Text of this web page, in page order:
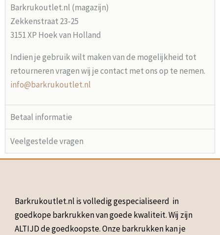
Barkrukoutlet.nl (magazijn)
Zekkenstraat 23-25
3151 XP Hoek van Holland
Indien je gebruik wilt maken van de mogelijkheid tot
retourneren vragen wij je contact met ons op te nemen.
info@barkrukoutlet.nl
Betaal informatie
Veelgestelde vragen
Barkrukoutlet.nl is volledig gespecialiseerd in
goedkope barkrukken van goede kwaliteit. Wij zijn
ALTIJD de goedkoopste. Onze barkrukken kan je